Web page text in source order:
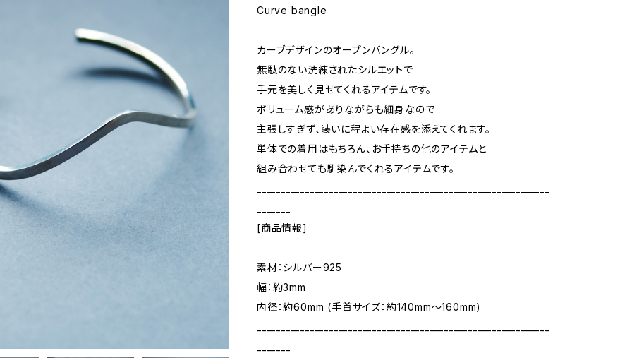
Curve bangle
カーブデザインのオープンバングル。
無駄のない洗練されたシルエットで
手元を美しく見せてくれるアイテムです。
ボリューム感がありながらも細身なので
主張しすぎず、装いに程よい存在感を添えてくれます。
単体での着用はもちろん、お手持ちの他のアイテムと
組み合わせても馴染んでくれるアイテムです。
[商品情報]
素材：シルバー925
幅：約3mm
内径：約60mm (手首サイズ：約140mm～160mm)